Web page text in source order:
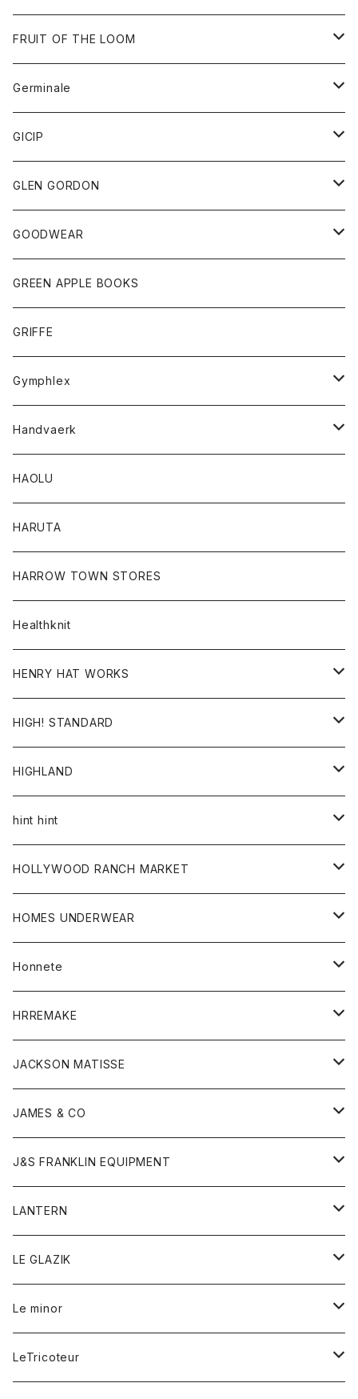
Tシャツ
ボトム
バッグ
サングラス
FRUIT OF THE LOOM
アウター
パーカー
グッズ
ネクタイ
チーフ
トップス
シャツ
タンクトップ
ボトム
ショートパンツ
スカート
レディース
スカート
Tシャツ
Germinale
靴
サンダル
GICIP
トップス
Tシャツ
GLEN GORDON
グッズ
手袋
GOODWEAR
トップス
Tシャツ
GREEN APPLE BOOKS
GRIFFE
Gymphlex
アウター
カーディガン
コート
トップス
シャツ
スウェット
レディース
カーディガン
コート
ボトム
パンツ
Handvaerk
トップス
Tシャツ
ロンTEE
HAOLU
HARUTA
HARROW TOWN STORES
Healthknit
HENRY HAT WORKS
帽子
HIGH! STANDARD
アウター
ジャケット
トップス
シャツ
カーディガン
ボトム
グッズ
帽子
HIGHLAND
帽子
hint hint
ストール
HOLLYWOOD RANCH MARKET
アウター
カーディガン
コート
フリース
アクセサリー
ウォレット
ストール
マフラー
リング
キッズ
Tシャツ
グッズ
アンダーウェア
靴
バンダナ
トップス
カーディガン
ジャケット
ボトム
オーバーオール
ショートパンツ
レディース
アウター
カーディガン
HOMES UNDERWEAR
アウター
カーディガン
コート
キッズ
Tシャツ
ロンパース
グッズ
靴
ストール
トップス
カットソー
シャツ
ボトム
オーバーオール
ショートパンツ
レディース
オーバーオール
シャツ
ワンピース
ワンピース
Honnete
ブラウス
ワンピース
HRREMAKE
バック
キッズ
トレーナー
トップス
Gジャケット
スウェット
帽子
JACKSON MATISSE
Tシャツ
帽子
JAMES & CO
ボトム
J&S FRANKLIN EQUIPMENT
アウター
LANTERN
アウター
Tシャツ
LE GLAZIK
レディース
コート
Le minor
ボトム
LeTricoteur